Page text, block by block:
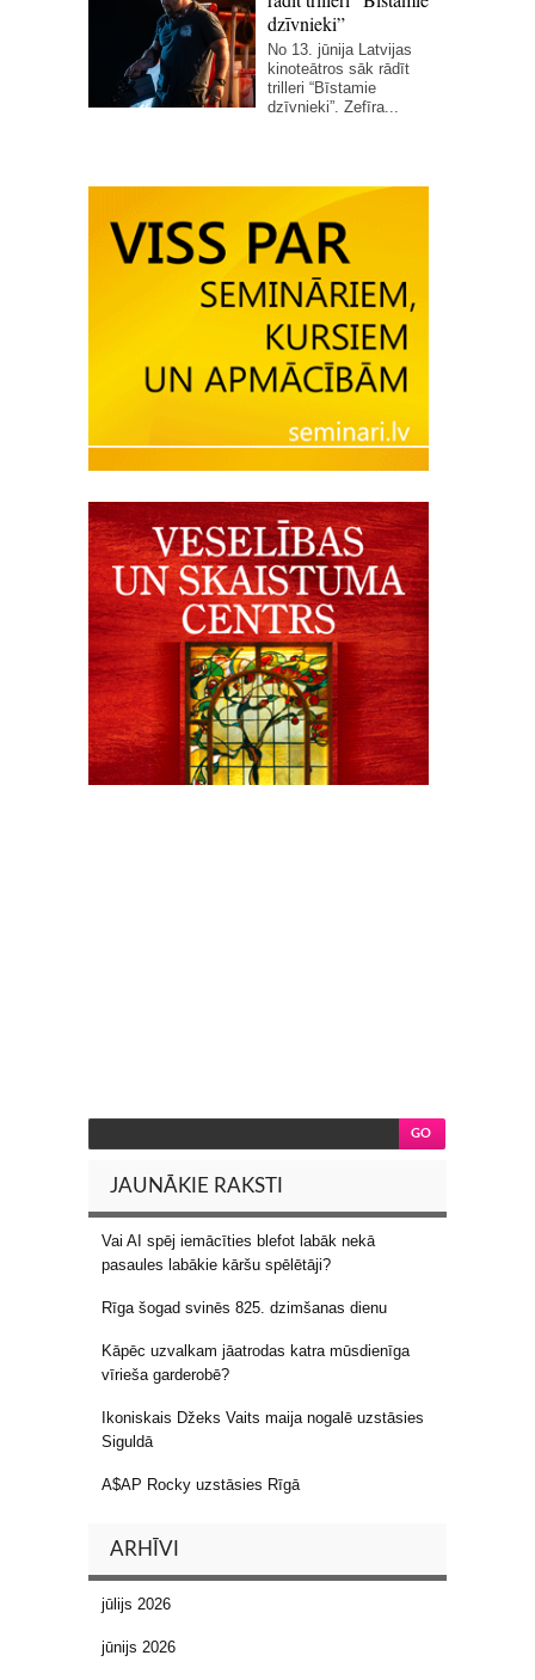
dzīvnieki”
No 13. jūnija Latvijas
kinoteātros sāk rādīt
trilleri “Bīstamie
dzīvnieki”. Zefīra...
JAUNĀKIE RAKSTI
Vai AI spēj iemācīties blefot labāk nekā
pasaules labākie kāršu spēlētāji?
Rīga šogad svinēs 825. dzimšanas dienu
Kāpēc uzvalkam jāatrodas katra mūsdienīga
vīrieša garderobē?
Ikoniskais Džeks Vaits maija nogalē uzstāsies
Siguldā
A$AP Rocky uzstāsies Rīgā
ARHĪVI
jūlijs 2026
jūnijs 2026